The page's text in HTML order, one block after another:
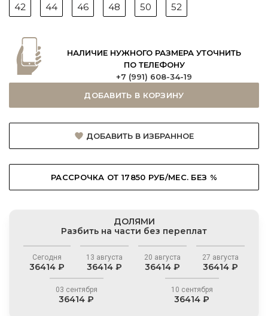
42
44 46 48 50 52
НАЛИЧИЕ НУЖНОГО РАЗМЕРА УТОЧНИТЬ
ПО ТЕЛЕФОНУ
+7 (991) 608-34-19
ДОБАВИТЬ В КОРЗИНУ
ДОБАВИТЬ В ИЗБРАННОЕ
РАССРОЧКА ОТ 17850 РУБ/МЕС. БЕЗ %
ДОЛЯМИ
Разбить на части без переплат
Сегодня
36414 ₽
13 августа
36414 ₽
20 августа
36414 ₽
27 августа
36414 ₽
03 сентября
36414 ₽
10 сентября
36414 ₽